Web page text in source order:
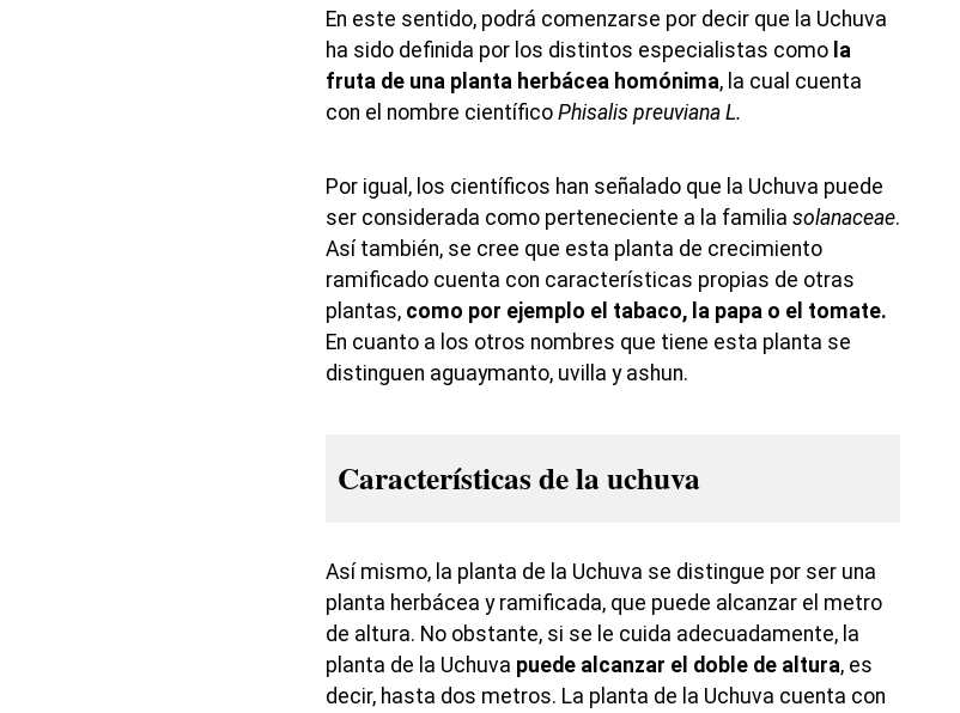
En este sentido, podrá comenzarse por decir que la Uchuva
ha sido definida por los distintos especialistas como la
fruta de una planta herbácea homónima, la cual cuenta
con el nombre científico Phisalis preuviana L.
Por igual, los científicos han señalado que la Uchuva puede
ser considerada como perteneciente a la familia solanaceae.
Así también, se cree que esta planta de crecimiento
ramificado cuenta con características propias de otras
plantas, como por ejemplo el tabaco, la papa o el tomate.
En cuanto a los otros nombres que tiene esta planta se
distinguen aguaymanto, uvilla y ashun.
Características de la uchuva
Así mismo, la planta de la Uchuva se distingue por ser una
planta herbácea y ramificada, que puede alcanzar el metro
de altura. No obstante, si se le cuida adecuadamente, la
planta de la Uchuva puede alcanzar el doble de altura, es
decir, hasta dos metros. La planta de la Uchuva cuenta con